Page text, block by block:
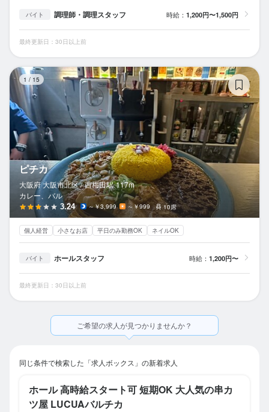
バイト 調理師・調理スタッフ 時給： 1,200円〜1,500円
最終更新日：30日以上前
1 / 15
ピチカ
大阪府 大阪市北区 / 西梅田駅 117m
カレー、バル
3.24 ～￥3,999 ～￥999 10席
個人経営 小さなお店 平日のみ勤務OK ネイルOK
バイト ホールスタッフ 時給： 1,200円〜
最終更新日：30日以上前
ご希望の求人が見つかりませんか？
同じ条件で検索した「求人ボックス」の新着求人
ホール 高時給スタート可 短期OK 大人気の串カ
ツ屋 LUCUAバルチカ